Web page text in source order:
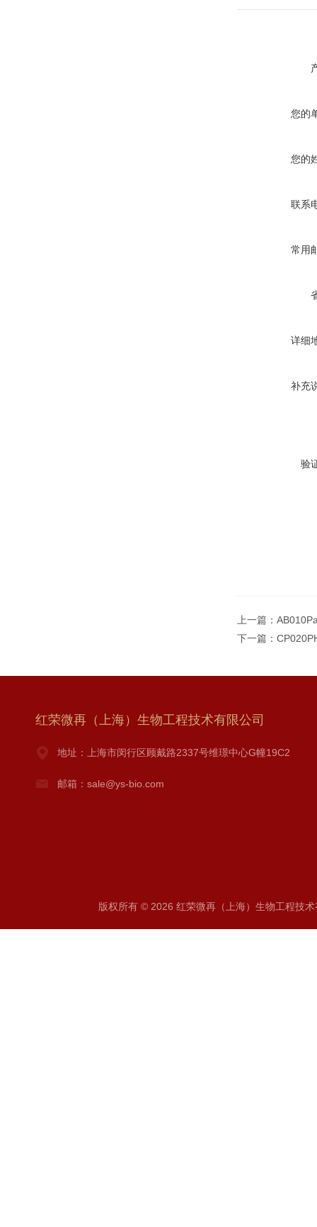
您的
您的
联系
常用
详细
补充
验
上一篇：
下一篇：
红荣微再（上海）生物工程技术有限公司
地址：上海市闵行区顾戴路2337号维璟中心G幢19C2
邮箱：sale@ys-bio.com
版权所有 © 2026 红荣微再（上海）生物工程技